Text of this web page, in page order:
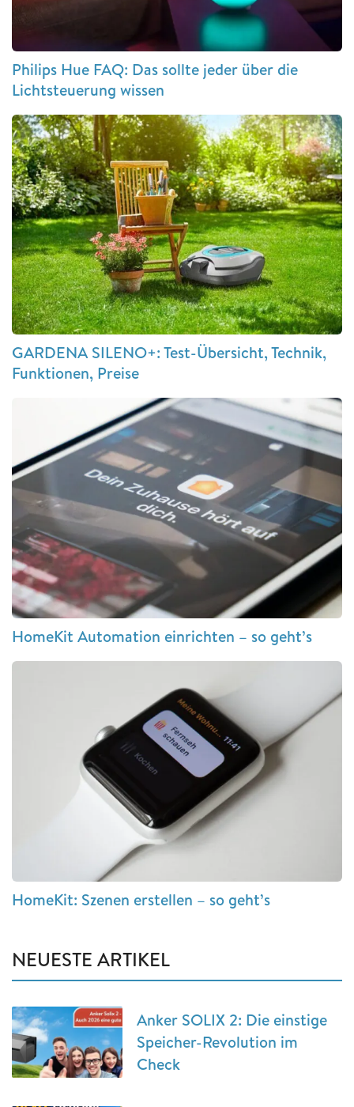
Philips Hue FAQ: Das sollte jeder über die
Lichtsteuerung wissen
GARDENA SILENO+: Test-Übersicht, Technik,
Funktionen, Preise
HomeKit Automation einrichten – so geht’s
HomeKit: Szenen erstellen – so geht’s
NEUESTE ARTIKEL
Anker SOLIX 2: Die einstige
Speicher-Revolution im
Check